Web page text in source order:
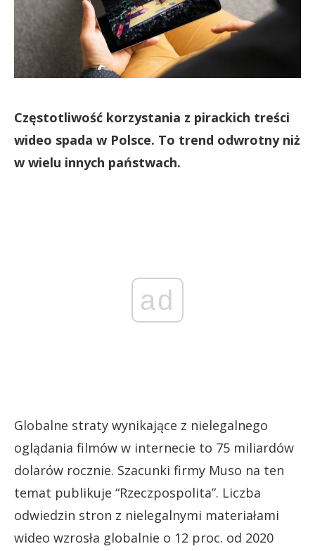
Częstotliwość korzystania z pirackich treści
wideo spada w Polsce. To trend odwrotny niż
w wielu innych państwach.
ad
Globalne straty wynikające z nielegalnego
oglądania filmów w internecie to 75 miliardów
dolarów rocznie. Szacunki firmy Muso na ten
temat publikuje “Rzeczpospolita”. Liczba
odwiedzin stron z nielegalnymi materiałami
wideo wzrosła globalnie o 12 proc. od 2020